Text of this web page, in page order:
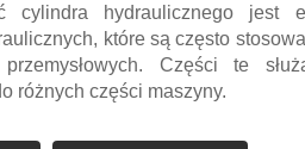
cylindra hydraulicznego jest
które są często
Części te
różnych części maszyny.